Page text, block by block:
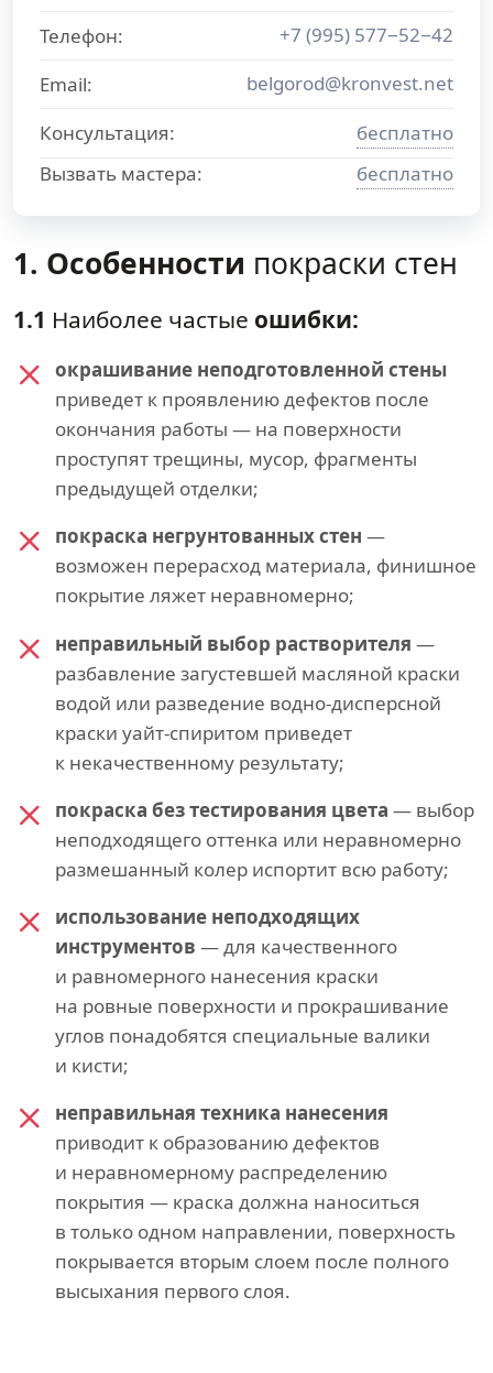
1. Особенности покраски стен
1.1 Наиболее частые ошибки:
окрашивание неподготовленной стены
приведет к проявлению дефектов после
окончания работы — на поверхности
проступят трещины, мусор, фрагменты
предыдущей отделки;
покраска негрунтованных стен —
возможен перерасход материала, финишное
покрытие ляжет неравномерно;
Телефон:
+7 (995) 577−52−42
Email:
belgorod@kronvest.net
Консультация:
бесплатно
Вызвать мастера:
бесплатно
неправильный выбор растворителя —
разбавление загустевшей масляной краски
водой или разведение водно-дисперсной
краски уайт-спиритом приведет
к некачественному результату;
покраска без тестирования цвета — выбор
неподходящего оттенка или неравномерно
размешанный колер испортит всю работу;
использование неподходящих
инструментов — для качественного
и равномерного нанесения краски
на ровные поверхности и прокрашивание
углов понадобятся специальные валики
и кисти;
неправильная техника нанесения
приводит к образованию дефектов
и неравномерному распределению
покрытия — краска должна наноситься
в только одном направлении, поверхность
покрывается вторым слоем после полного
высыхания первого слоя.